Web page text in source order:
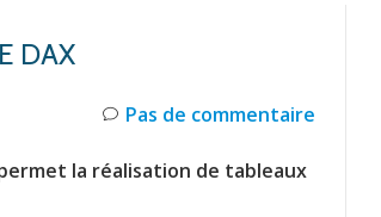
DAX
Pas de commentaire
la réalisation de tableaux